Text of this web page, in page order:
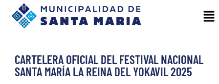
CARTELERA OFICIAL DEL FESTIVAL NACIONAL
SANTA MARÍA LA REINA DEL YOKAVIL 2025